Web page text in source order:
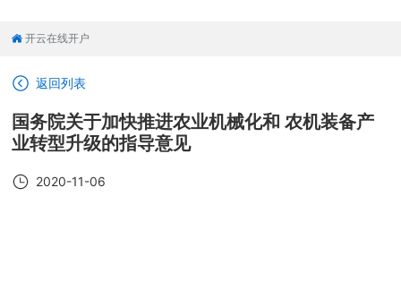
开云在线开户
返回列表
国务院关于加快推进农业机械化和 农机装备产
业转型升级的指导意见
2020-11-06